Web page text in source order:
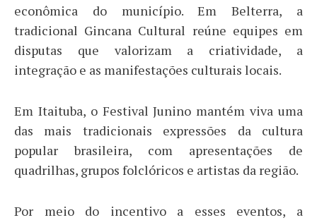
econômica do município. Em Belterra, a
tradicional Gincana Cultural reúne equipes em
disputas que valorizam a criatividade, a
integração e as manifestações culturais locais.
Em Itaituba, o Festival Junino mantém viva uma
das mais tradicionais expressões da cultura
popular brasileira, com apresentações de
quadrilhas, grupos folclóricos e artistas da região.
Por meio do incentivo a esses eventos, a